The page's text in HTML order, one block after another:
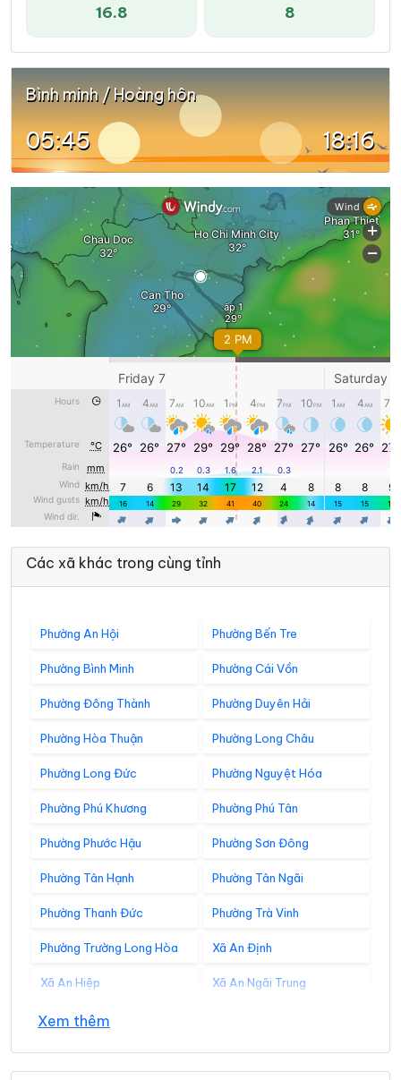
16.8 8
Bình minh / Hoàng hôn
05:45 18:16
Các xã khác trong cùng tỉnh
Phường An Hội Phường Bến Tre
Phường Bình Minh Phường Cái Vồn
Phường Đông Thành Phường Duyên Hải
Phường Hòa Thuận Phường Long Châu
Phường Long Đức Phường Nguyệt Hóa
Phường Phú Khương Phường Phú Tân
Phường Phước Hậu Phường Sơn Đông
Phường Tân Hạnh Phường Tân Ngãi
Phường Thanh Đức Phường Trà Vinh
Phường Trường Long Hòa Xã An Định
Xã An Hiệp Xã An Ngãi Trung
Xã An Phú Tân
Xã Ba Tri Xã Bảo Thạnh
Xem thêm